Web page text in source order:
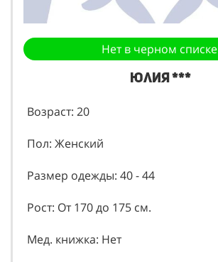
Нет в черном списке
Юлия ***
Возраст: 20
Пол: Женский
Размер одежды: 40 - 44
Рост: От 170 до 175 см.
Мед. книжка: Нет